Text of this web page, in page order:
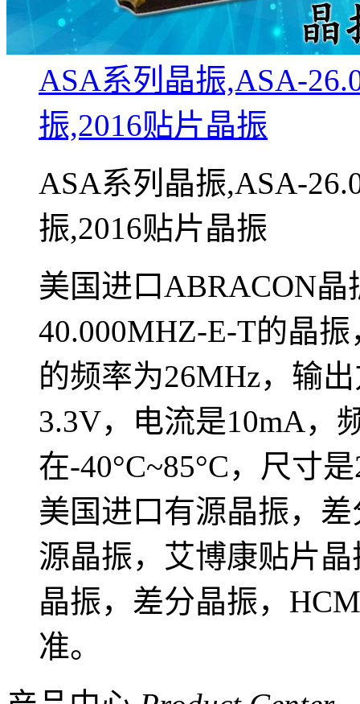
ASA系列晶振,ASA-
振,2016贴片晶振
ASA系列晶振,ASA-
振,2016贴片晶振
美国进口ABRACON
40.000MHZ-E-T的晶
的频率为26MHz，输
3.3V，电流是10mA，
在-40°C~85°C，尺寸
美国进口有源晶振，
源晶振，艾博康贴片
晶振，差分晶振，
准。